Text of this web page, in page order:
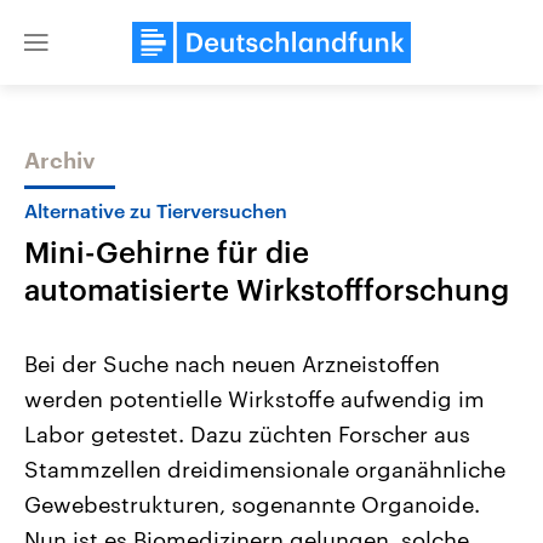
Close
Themen
Landtagswahl Sachsen-Anhalt
2026
Alle Informationen
Sachsen-Anhalt wählt am 6.
September 2026 einen neuen
Landtag. Seit 2021 wird das
Bundesland von einer Koalition aus
USA
Aktuelle Beiträge,
Hintergründe
Wirtschaftlich und
gehören die Vereinigten
den mächtigsten Ländern
mit großem Einfluss auf
Archiv
Alternative zu Tierversuchen
Mini-Gehirne für die
automatisierte Wirkstoffforschung
Bei der Suche nach neuen Arzneistoffen
werden potentielle Wirkstoffe aufwendig im
Labor getestet. Dazu züchten Forscher aus
Stammzellen dreidimensionale organähnliche
Gewebestrukturen, sogenannte Organoide.